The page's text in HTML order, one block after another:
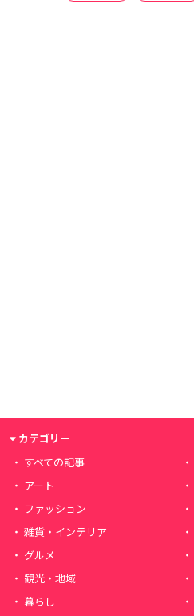
カテゴリー
すべての記事
アート
ファッション
雑貨・インテリア
グルメ
観光・地域
暮らし